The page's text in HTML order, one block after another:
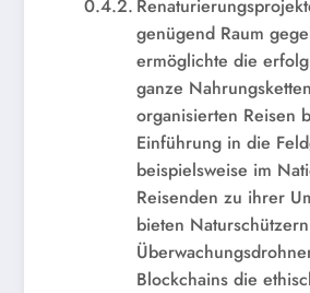
genügend Raum
ermöglichte die
ganze
organisierten Reisen
Einführung in die
beispielsweise im
Reisenden zu ihrer
bieten
Blockchains die